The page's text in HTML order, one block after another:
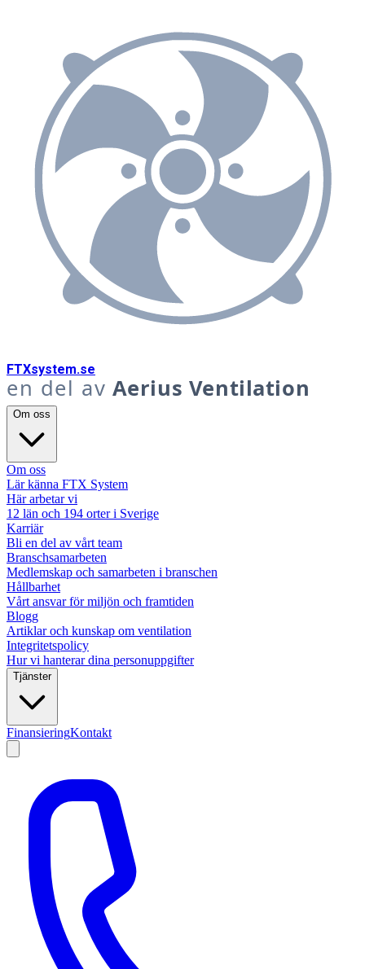
FTXsystem.se
en del av Aerius Ventilation
Om oss
Om oss
Lär känna FTX System
Här arbetar vi
12 län och 194 orter i Sverige
Karriär
Bli en del av vårt team
Branschsamarbeten
Medlemskap och samarbeten i branschen
Hållbarhet
Vårt ansvar för miljön och framtiden
Blogg
Artiklar och kunskap om ventilation
Integritetspolicy
Hur vi hanterar dina personuppgifter
Tjänster
FinansieringKontakt